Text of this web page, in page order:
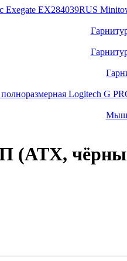
Exegate EX284039RUS
Logitech G
(ATX,